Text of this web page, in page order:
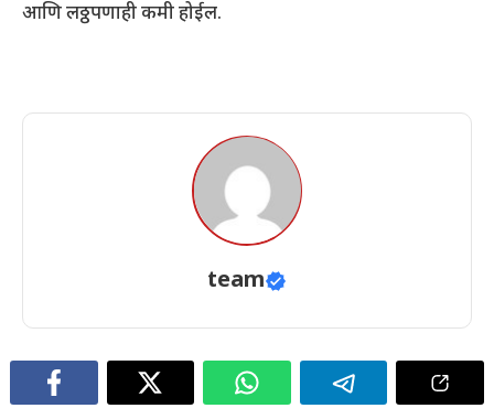
आणि लठ्ठपणाही कमी होईल.
team